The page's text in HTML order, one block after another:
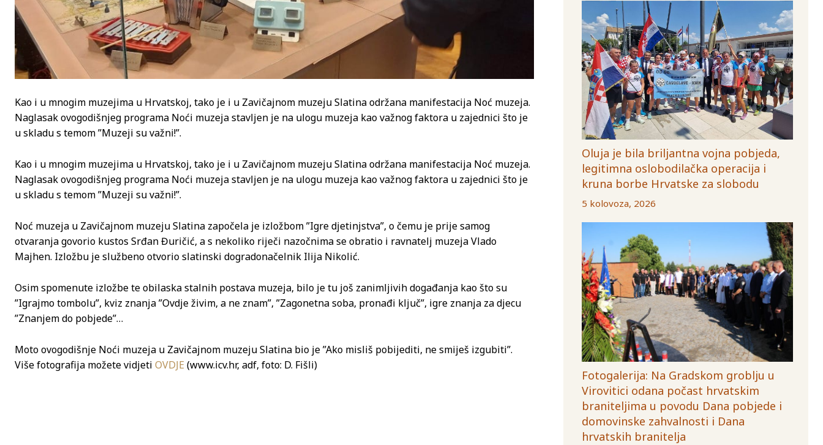
Kao i u mnogim muzejima u Hrvatskoj, tako je i u Zavičajnom muzeju Slatina održana manifestacija Noć muzeja.
Naglasak ovogodišnjeg programa Noći muzeja stavljen je na ulogu muzeja kao važnog faktora u zajednici što je
u skladu s temom ”Muzeji su važni!”.
Kao i u mnogim muzejima u Hrvatskoj, tako je i u Zavičajnom muzeju Slatina održana manifestacija Noć muzeja.
Naglasak ovogodišnjeg programa Noći muzeja stavljen je na ulogu muzeja kao važnog faktora u zajednici što je
u skladu s temom ”Muzeji su važni!”.
Noć muzeja u Zavičajnom muzeju Slatina započela je izložbom ”Igre djetinjstva”, o čemu je prije samog
otvaranja govorio kustos Srđan Đuričić, a s nekoliko riječi nazočnima se obratio i ravnatelj muzeja Vlado
Majhen. Izložbu je službeno otvorio slatinski dogradonačelnik Ilija Nikolić.
Osim spomenute izložbe te obilaska stalnih postava muzeja, bilo je tu još zanimljivih događanja kao što su
”Igrajmo tombolu”, kviz znanja ”Ovdje živim, a ne znam”, ”Zagonetna soba, pronađi ključ”, igre znanja za djecu
”Znanjem do pobjede”…
Moto ovogodišnje Noći muzeja u Zavičajnom muzeju Slatina bio je ”Ako misliš pobijediti, ne smiješ izgubiti”.
Više fotografija možete vidjeti OVDJE (www.icv.hr, adf, foto: D. Fišli)
Oluja je bila briljantna vojna pobjeda,
legitimna oslobodilačka operacija i
kruna borbe Hrvatske za slobodu
5 kolovoza, 2026
Fotogalerija: Na Gradskom groblju u
Virovitici odana počast hrvatskim
braniteljima u povodu Dana pobjede i
domovinske zahvalnosti i Dana
hrvatskih branitelja